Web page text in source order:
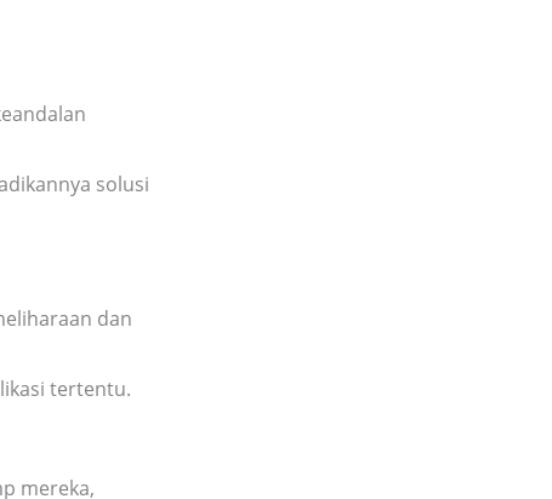
solusi
dan
tertentu.
mereka,